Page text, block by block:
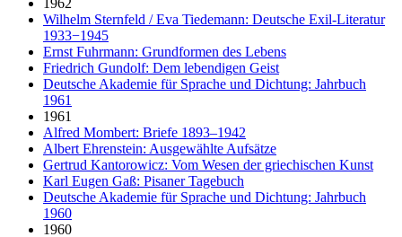
Wilhelm Sternfeld / Eva Tiedemann: Deutsche Exil-Literatur
1933−1945
Ernst Fuhrmann: Grundformen des Lebens
Friedrich Gundolf: Dem lebendigen Geist
Deutsche Akademie für Sprache und Dichtung: Jahrbuch
1961
1961
Alfred Mombert: Briefe 1893–1942
Albert Ehrenstein: Ausgewählte Aufsätze
Gertrud Kantorowicz: Vom Wesen der griechischen Kunst
Karl Eugen Gaß: Pisaner Tagebuch
Deutsche Akademie für Sprache und Dichtung: Jahrbuch
1960
1960